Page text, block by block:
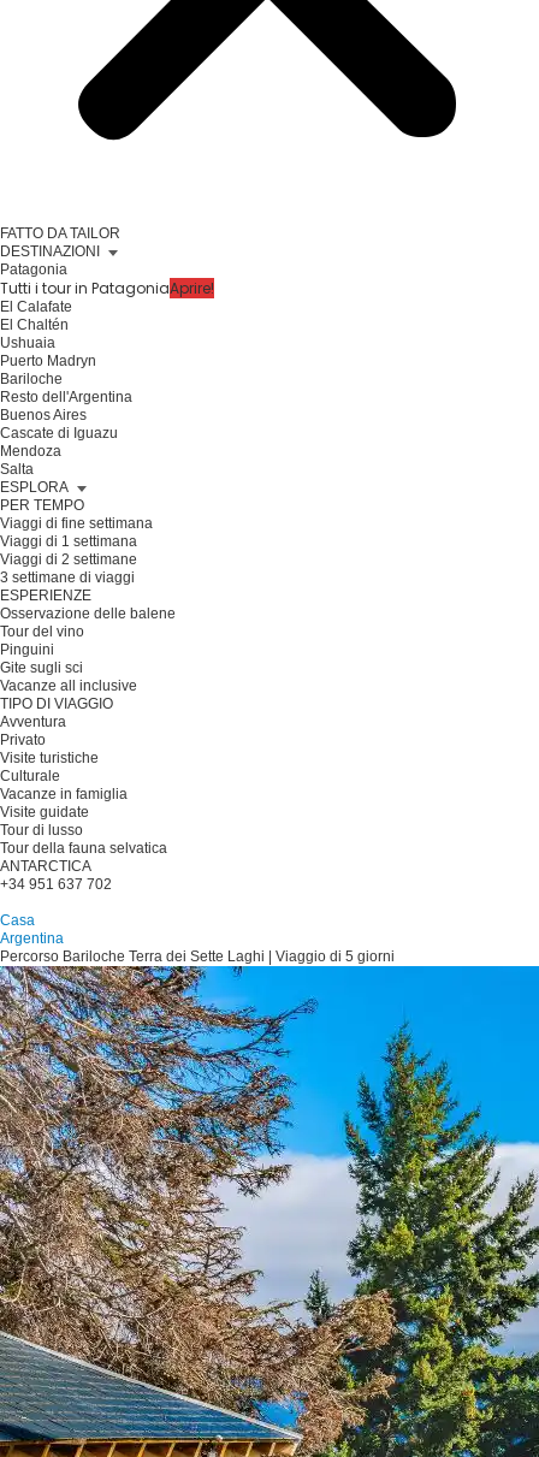
FATTO DA TAILOR
DESTINAZIONI
Patagonia
Tutti i tour in PatagoniaAprire!
El Calafate
El Chaltén
Ushuaia
Puerto Madryn
Bariloche
Resto dell'Argentina
Buenos Aires
Cascate di Iguazu
Mendoza
Salta
ESPLORA
PER TEMPO
Viaggi di fine settimana
Viaggi di 1 settimana
Viaggi di 2 settimane
3 settimane di viaggi
ESPERIENZE
Osservazione delle balene
Tour del vino
Pinguini
Gite sugli sci
Vacanze all inclusive
TIPO DI VIAGGIO
Avventura
Privato
Visite turistiche
Culturale
Vacanze in famiglia
Visite guidate
Tour di lusso
Tour della fauna selvatica
ANTARCTICA
+34 951 637 702
Casa
Argentina
Percorso Bariloche Terra dei Sette Laghi | Viaggio di 5 giorni